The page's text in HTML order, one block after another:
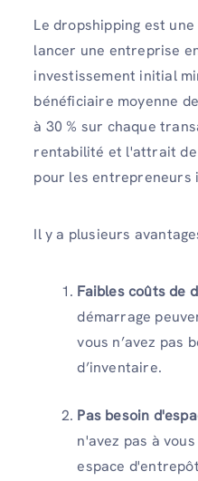
Le dropshipping est
lancer une entreprise
investissement initial
bénéficiaire moyenne
à 30 % sur chaque
rentabilité et l'attrait de
pour les entrepreneurs
Il y a plusieurs
Faibles coûts de
démarrage
vous n’avez pas
d’inventaire.
Pas besoin
n'avez pas à
espace